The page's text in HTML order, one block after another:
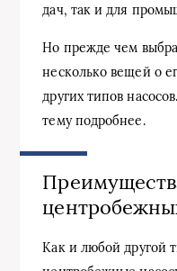
дач, так и для
Но прежде чем
несколько вещей о
других типов
тему подробнее.
Как и любой другой